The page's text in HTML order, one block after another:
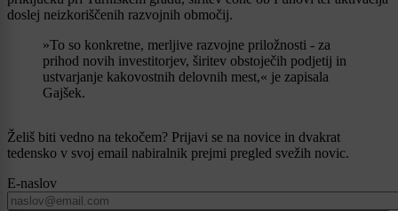
doslej neizkoriščenih razvojnih območij.
»To so konkretne, merljive razvojne priložnosti - za
prihod novih investitorjev, širitev obstoječih podjetij in
ustvarjanje kakovostnih delovnih mest,« je zapisala
Gajšek.
Želiš biti vedno na tekočem? Prijavi se na novice in dvakrat
tedensko v svoj email nabiralnik prejmi pregled svežih novic.
E-naslov